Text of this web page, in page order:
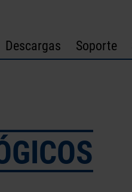
Descargas Soporte